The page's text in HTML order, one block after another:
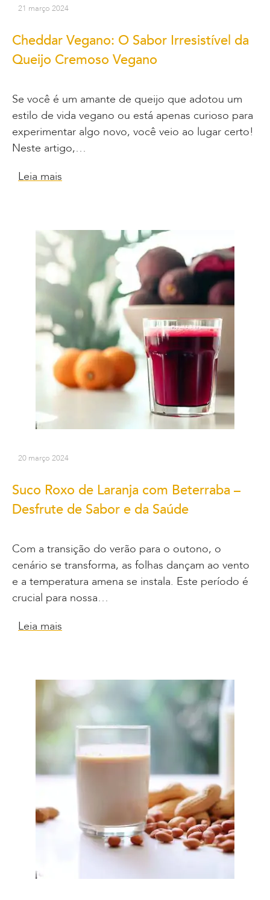
21 março 2024
Cheddar Vegano: O Sabor Irresistível da
Queijo Cremoso Vegano
Se você é um amante de queijo que adotou um
estilo de vida vegano ou está apenas curioso para
experimentar algo novo, você veio ao lugar certo!
Neste artigo,…
Leia mais
20 março 2024
Suco Roxo de Laranja com Beterraba –
Desfrute de Sabor e da Saúde
Com a transição do verão para o outono, o
cenário se transforma, as folhas dançam ao vento
e a temperatura amena se instala. Este período é
crucial para nossa…
Leia mais